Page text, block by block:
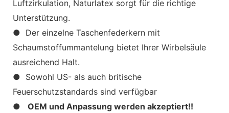
Luftzirkulation, Naturlatex sorgt für die richtige
Unterstützung.
● Der einzelne Taschenfederkern mit
Schaumstoffummantelung bietet Ihrer Wirbelsäule
ausreichend Halt.
● Sowohl US- als auch britische
Feuerschutzstandards sind verfügbar
●
OEM und Anpassung werden akzeptiert!!